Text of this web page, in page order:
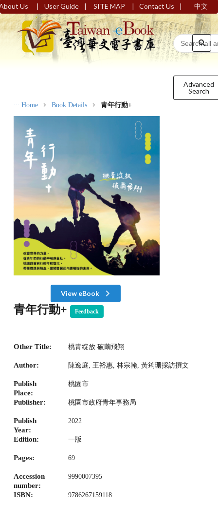
Us | User Guide | SITE MAP | Contact Us | 中文
Advanced
Search
::: Home Book Details 青年行動+
View eBook
青年行動+ Feedback
Other Title: 桃青綻放 破繭飛翔
Author: 陳逸庭, 王裕惠, 林宗翰, 黃筠珊採訪撰文
Publish
Place:
桃園市
Publisher: 桃園市政府青年事務局
Publish
Year:
2022
Edition: 一版
Pages: 69
Accession
number:
9990007395
ISBN: 9786267159118